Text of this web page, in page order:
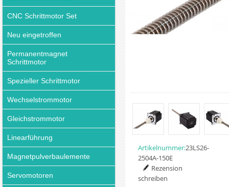
CNC Schrittmotor Set
Neu eingetroffen
Permanentmagnet
Schrittmotor
Spezieller Schrittmotor
Wechselstrommotor
Gleichstrommotor
Linearführung
Magnetpulverbaulemente
Servomotoren
Artikelnummer:23LS26-
2504A-150E
Rezension
schreiben